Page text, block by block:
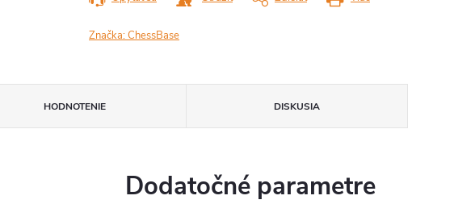
Značka:ChessBase
HODNOTENIE DISKUSIA
Dodatočné parametre